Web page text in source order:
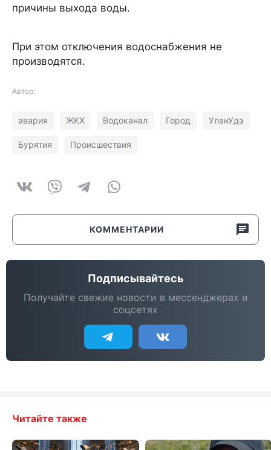
причины выхода воды.
При этом отключения водоснабжения не
производятся.
Автор:
авария ЖКХ Водоканал Город УланУдэ
Бурятия Происшествия
КОММЕНТАРИИ
Подписывайтесь
Получайте свежие новости в мессенджерах и
соцсетях
Читайте также